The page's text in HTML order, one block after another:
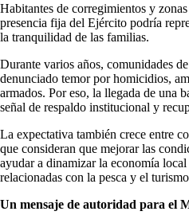
Habitantes de corregimientos y
presencia fija del Ejército podría
la tranquilidad de las familias.
Durante varios años, comunidades
denunciado temor por homicidios,
armados. Por eso, la llegada de una
señal de respaldo institucional y
La expectativa también crece entre
que consideran que mejorar las
ayudar a dinamizar la economía
relacionadas con la pesca y el
Un mensaje de autoridad para el